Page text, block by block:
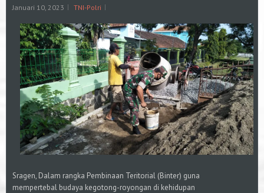
Januari 10, 2023 TNI-Polri
Sragen, Dalam rangka Pembinaan Teritorial (Binter) guna
mempertebal budaya kegotong-royongan di kehidupan